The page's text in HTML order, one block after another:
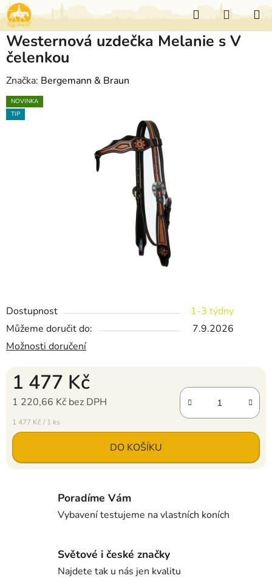
Přejít
na
obsah
Hledat
KOŠÍK
Dostupnost
1-3 týdny
Můžeme doručit do:
7.9.2026
Možnosti doručení
1 477 Kč
1 220,66 Kč bez DPH
Měrná cena:
1 477 Kč / 1 ks
DO KOŠÍKU
Westernová uzdečka Melanie s V
čelenkou
Značka: Bergemann & Braun
NOVINKA
TIP
Poradíme Vám
Vybavení testujeme na vlastních koních
Světové i české značky
Najdete tak u nás jen kvalitu